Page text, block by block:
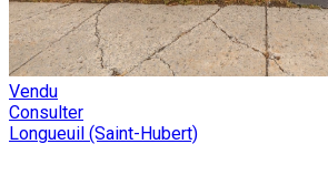
Vendu
Consulter
Longueuil (Saint-Hubert)